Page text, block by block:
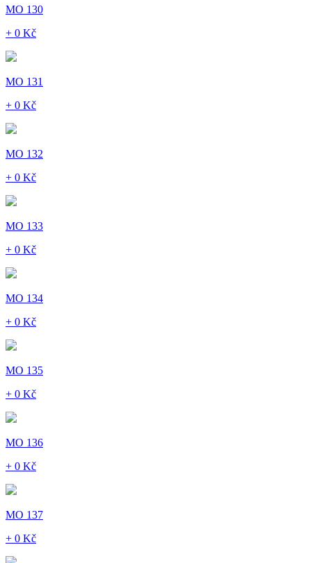
MO 130
+ 0 Kč
MO 131
+ 0 Kč
MO 132
+ 0 Kč
MO 133
+ 0 Kč
MO 134
+ 0 Kč
MO 135
+ 0 Kč
MO 136
+ 0 Kč
MO 137
+ 0 Kč